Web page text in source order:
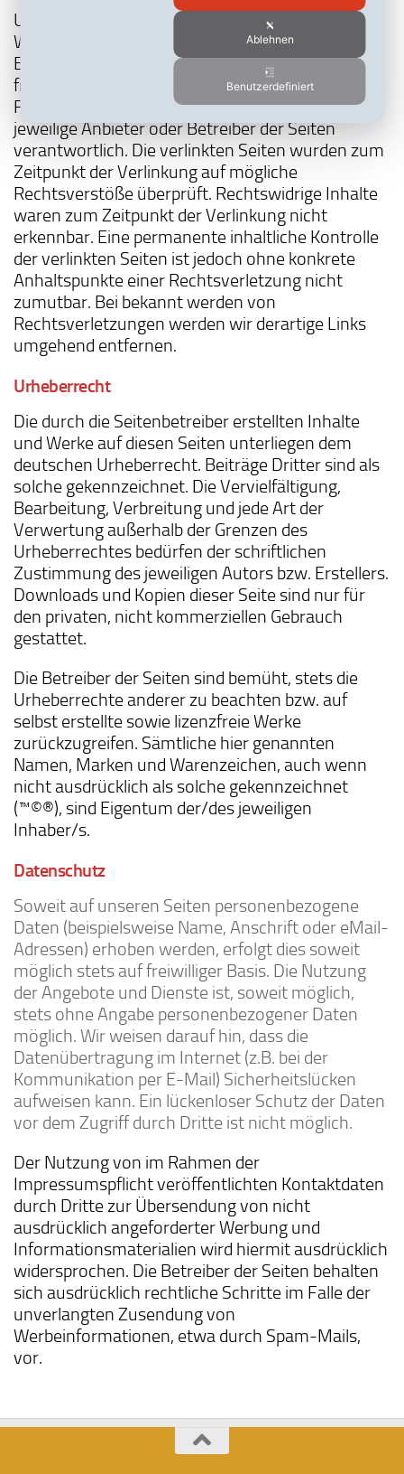
Unser Angebot enthält Links zu externen
Webseiten Dritter, auf deren Inhalte wir keinen
Einfluß haben. Deshalb können wir für diese
fremden Inhalte auch keine Gewähr übernehmen.
Für die Inhalte der verlinkten Seiten ist stets der
jeweilige Anbieter oder Betreiber der Seiten
verantwortlich. Die verlinkten Seiten wurden zum
Zeitpunkt der Verlinkung auf mögliche
Rechtsverstöße überprüft. Rechtswidrige Inhalte
waren zum Zeitpunkt der Verlinkung nicht
erkennbar. Eine permanente inhaltliche Kontrolle
der verlinkten Seiten ist jedoch ohne konkrete
Anhaltspunkte einer Rechtsverletzung nicht
zumutbar. Bei bekannt werden von
Rechtsverletzungen werden wir derartige Links
umgehend entfernen.
Urheberrecht
Die durch die Seitenbetreiber erstellten Inhalte
und Werke auf diesen Seiten unterliegen dem
deutschen Urheberrecht. Beiträge Dritter sind als
solche gekennzeichnet. Die Vervielfältigung,
Bearbeitung, Verbreitung und jede Art der
Verwertung außerhalb der Grenzen des
Urheberrechtes bedürfen der schriftlichen
Zustimmung des jeweiligen Autors bzw. Erstellers.
Downloads und Kopien dieser Seite sind nur für
den privaten, nicht kommerziellen Gebrauch
gestattet.
Die Betreiber der Seiten sind bemüht, stets die
Urheberrechte anderer zu beachten bzw. auf
selbst erstellte sowie lizenzfreie Werke
zurückzugreifen. Sämtliche hier genannten
Namen, Marken und Warenzeichen, auch wenn
nicht ausdrücklich als solche gekennzeichnet
(™©®), sind Eigentum der/des jeweiligen
Inhaber/s.
Datenschutz
Soweit auf unseren Seiten personenbezogene
Daten (beispielsweise Name, Anschrift oder eMail-
Adressen) erhoben werden, erfolgt dies soweit
möglich stets auf freiwilliger Basis. Die Nutzung
der Angebote und Dienste ist, soweit möglich,
stets ohne Angabe personenbezogener Daten
möglich. Wir weisen darauf hin, dass die
Datenübertragung im Internet (z.B. bei der
Kommunikation per E-Mail) Sicherheitslücken
aufweisen kann. Ein lückenloser Schutz der Daten
vor dem Zugriff durch Dritte ist nicht möglich.
Der Nutzung von im Rahmen der
Impressumspflicht veröffentlichten Kontaktdaten
durch Dritte zur Übersendung von nicht
ausdrücklich angeforderter Werbung und
Informationsmaterialien wird hiermit ausdrücklich
widersprochen. Die Betreiber der Seiten behalten
sich ausdrücklich rechtliche Schritte im Falle der
unverlangten Zusendung von
Werbeinformationen, etwa durch Spam-Mails,
vor.
Ablehnen
Benutzerdefiniert